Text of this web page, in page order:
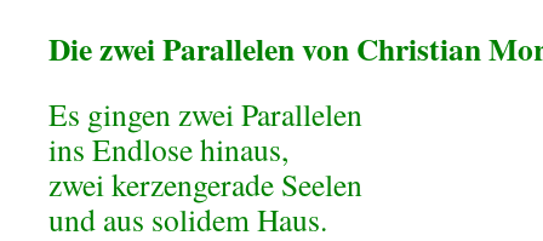
Die zwei Parallelen von Christian
Es gingen zwei Parallelen
ins Endlose hinaus,
zwei kerzengerade Seelen
und aus solidem Haus.